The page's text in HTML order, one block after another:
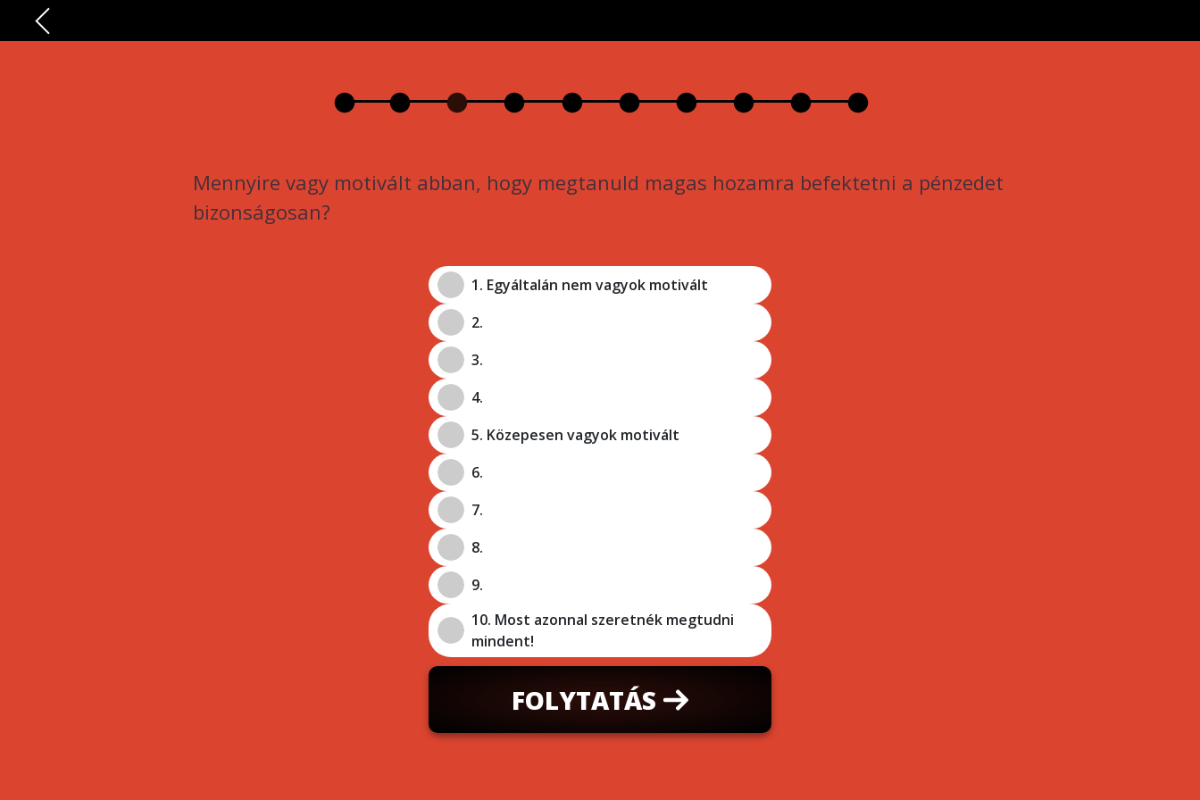
Mennyire vagy motivált abban, hogy megtanuld magas hozamra befektetni a pénzedet
bizonságosan?
1. Egyáltalán nem vagyok motivált
2.
3.
4.
5. Közepesen vagyok motivált
6.
7.
8.
9.
10. Most azonnal szeretnék megtudni
mindent!
FOLYTATÁS